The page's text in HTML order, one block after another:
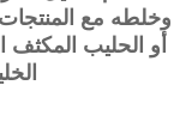
وخلطه مع المنتجات
أو الحليب المكثف